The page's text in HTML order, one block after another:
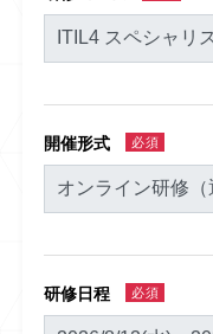
開催形式 必須
研修日程 必須